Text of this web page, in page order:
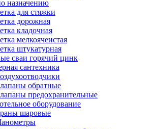
назначению
для стяжки
дорожная
кладочная
мелкоячеистая
штукатурная
сваи горячий цинк
сантехника
обратные
предохранительные
оборудование
шаровые